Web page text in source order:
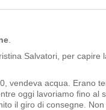
Salvatori, per
vendeva acqua. Erano
oggi lavoriamo fino
il giro di consegne.